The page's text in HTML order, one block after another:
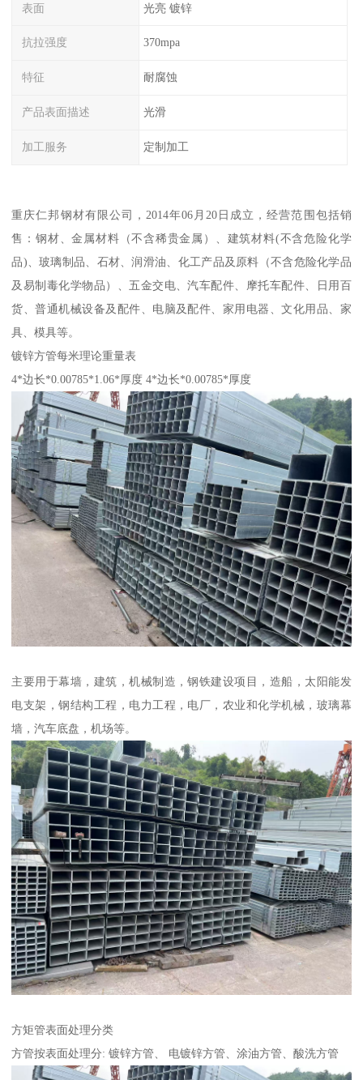
表面 光亮 镀锌
抗拉强度 370mpa
特征 耐腐蚀
产品表面描述 光滑
加工服务 定制加工
重庆仁邦钢材有限公司，2014年06月20日成立，经营范围包括销
售：钢材、金属材料（不含稀贵金属）、建筑材料(不含危险化学
品)、玻璃制品、石材、润滑油、化工产品及原料（不含危险化学品
及易制毒化学物品）、五金交电、汽车配件、摩托车配件、日用百
货、普通机械设备及配件、电脑及配件、家用电器、文化用品、家
具、模具等。
镀锌方管每米理论重量表
4*边长*0.00785*1.06*厚度 4*边长*0.00785*厚度
主要用于幕墙，建筑，机械制造，钢铁建设项目，造船，太阳能发
电支架，钢结构工程，电力工程，电厂，农业和化学机械，玻璃幕
墙，汽车底盘，机场等。
方矩管表面处理分类
方管按表面处理分: 镀锌方管、 电镀锌方管、涂油方管、酸洗方管